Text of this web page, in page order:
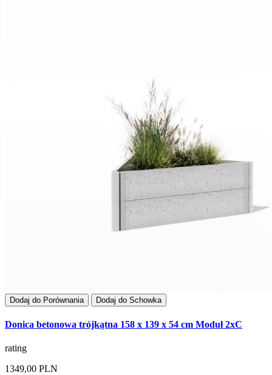
Dodaj do Porównania Dodaj do Schowka
Donica betonowa trójkątna 158 x 139 x 54 cm Moduł 2xC
rating
1349,00 PLN